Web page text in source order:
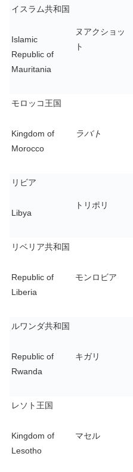
イスラム共和国
Islamic
Republic of
Mauritania
ヌアクショッ
ト
モロッコ王国
Kingdom of
Morocco
ラバト
リビア
Libya
トリポリ
リベリア共和国
Republic of
Liberia
モンロビア
ルワンダ共和国
Republic of
Rwanda
キガリ
レソト王国
Kingdom of
Lesotho
マセル